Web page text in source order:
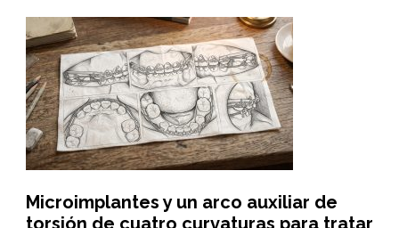
Microimplantes y un arco auxiliar de